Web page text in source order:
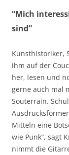
“Mich
sind”
Kunsthistoriker,
ihm auf der
her, lesen und
gerne auch mal
Souterrain.
Mitteln eine
wie Punk“, sagt
nimmt die